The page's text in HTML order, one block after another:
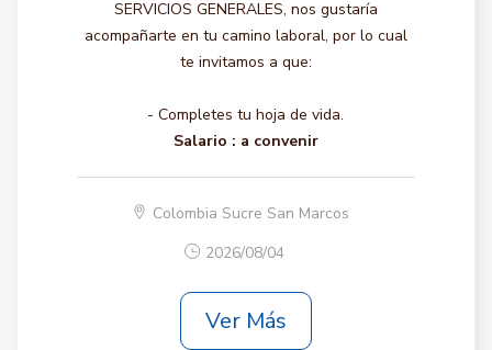
SERVICIOS GENERALES, nos gustaría
acompañarte en tu camino laboral, por lo cual
te invitamos a que:
- Completes tu hoja de vida.
Salario : a convenir
Colombia Sucre San Marcos
2026/08/04
Ver Más